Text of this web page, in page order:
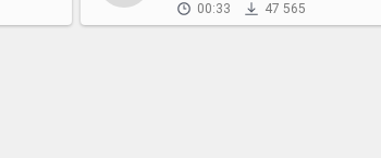
00:33 47 565